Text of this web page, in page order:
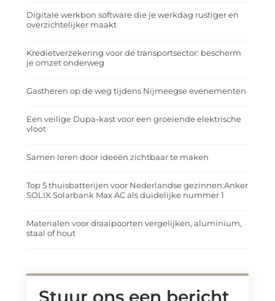
Digitale werkbon software die je werkdag rustiger en
overzichtelijker maakt
Kredietverzekering voor de transportsector: bescherm
je omzet onderweg
Gastheren op de weg tijdens Nijmeegse evenementen
Een veilige Dupa-kast voor een groeiende elektrische
vloot
Samen leren door ideeën zichtbaar te maken
Top 5 thuisbatterijen voor Nederlandse gezinnen:Anker
SOLIX Solarbank Max AC als duidelijke nummer 1
Materialen voor draaipoorten vergelijken, aluminium,
staal of hout
Stuur ons een bericht